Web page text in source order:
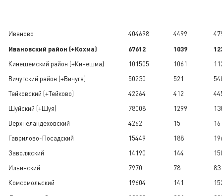
Иваново 404698 4499
Ивановский район (+Кохма) 67612 1039
Кинешемский район (+Кинешма) 101505 1061
Вичугский район (+Вичуга)
50230 521
Тейковский (+Тейково)
42264 412
Шуйский (+Шуя)
78008 1299
Верхнеландеховский
4262 15
16
Гаврилово-Посадский
15449 188
Заволжский
14190 144
Ильинский
7970 78
83
Комсомольский
19604 141